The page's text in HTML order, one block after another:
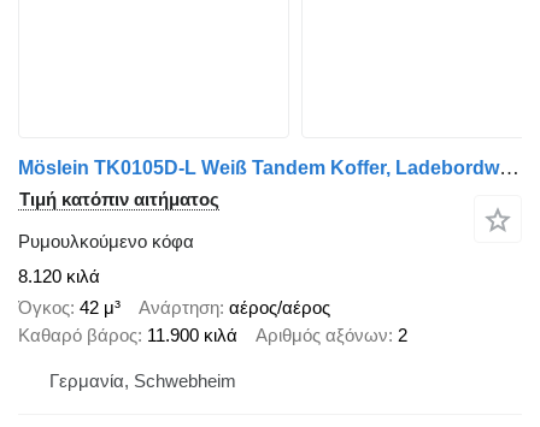
Möslein TK0105D-L Weiß Tandem Koffer, Ladebordwand 1,5 t + Durchladbar
Τιμή κατόπιν αιτήματος
Ρυμουλκούμενο κόφα
8.120 κιλά
Όγκος 42 μ³ Ανάρτηση αέρος/αέρος
Καθαρό βάρος 11.900 κιλά Αριθμός αξόνων 2
Γερμανία, Schwebheim